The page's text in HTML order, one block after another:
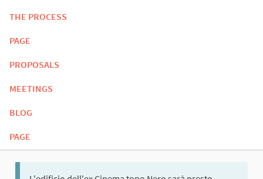
THE PROCESS
PAGE
PROPOSALS
MEETINGS
BLOG
PAGE